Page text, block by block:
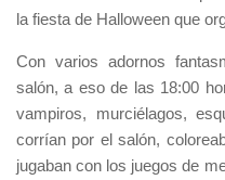
la fiesta de Halloween que
Con varios adornos
salón, a eso de las 18:00
vampiros, murciélagos,
corrían por el salón,
jugaban con los juegos de